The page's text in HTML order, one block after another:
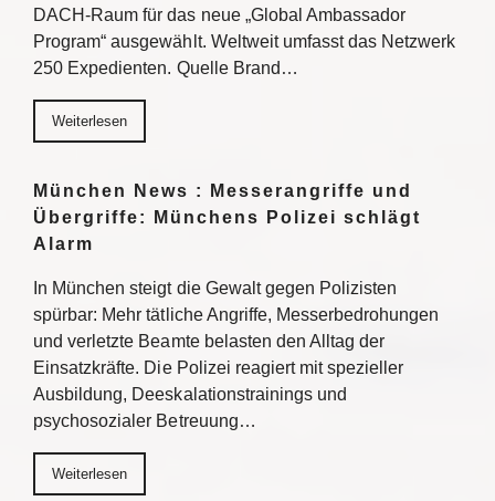
DACH-Raum für das neue „Global Ambassador
Program“ ausgewählt. Weltweit umfasst das Netzwerk
250 Expedienten. Quelle Brand…
Weiterlesen
München News : Messerangriffe und
Übergriffe: Münchens Polizei schlägt
Alarm
In München steigt die Gewalt gegen Polizisten
spürbar: Mehr tätliche Angriffe, Messerbedrohungen
und verletzte Beamte belasten den Alltag der
Einsatzkräfte. Die Polizei reagiert mit spezieller
Ausbildung, Deeskalationstrainings und
psychosozialer Betreuung…
Weiterlesen